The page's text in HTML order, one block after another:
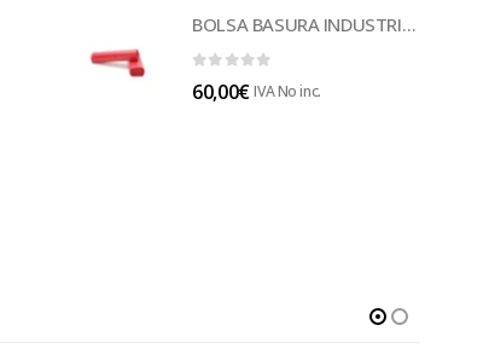
BOLSA BASURA INDUSTRIAL ROJA 85 (B014)
60,00€ IVA No inc.